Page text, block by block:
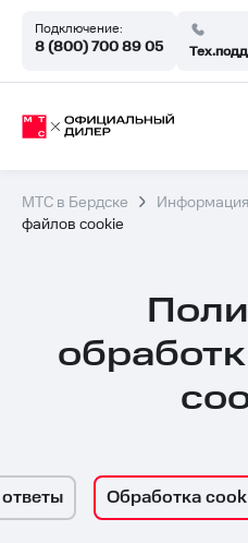
Подключение:
8 (800) 700 89 05
МТС в Бердске Информация
файлов cookie
Обработка